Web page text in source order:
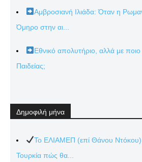
Αμβροσιανή Ιλιάδα: Όταν η
Όμηρο στην αι...
Εθνικό απολυτήριο, αλλά με ποιο
Παιδείας;
Δημοφιλή μήνα
Το ΕΛΙΑΜΕΠ (επί Θάνου Ντόκου)
Τουρκία πώς θα...